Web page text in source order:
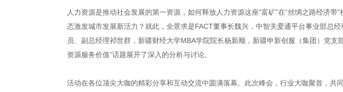
人力资源是推动社会发展的第一资源，如何释放人力资源这座“富矿”在“丝绸之路经济
态激发城市发展新活力？就此，全景求是FACT董事长魏兴，中智关爱通平台事业部总
员、副总经理祁世群，新疆财经大学MBA学院院长杨新顺，新疆申新创服（集团）党
资源服务价值”话题展开了深入的分析与讨论。
活动在各位顶尖大咖的精彩分享和互动交流中圆满落幕。此次峰会，行业大咖聚首，